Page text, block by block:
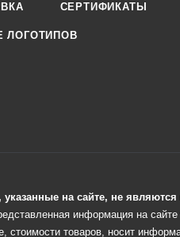
СЕРТИФИКАТЫ
ЛОГОТИПОВ
на сайте, не
информация на
стоимости товаров, носит